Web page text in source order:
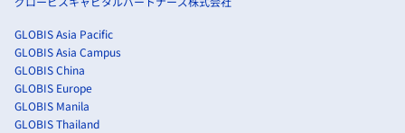
GLOBIS Asia Pacific
GLOBIS Asia Campus
GLOBIS China
GLOBIS Europe
GLOBIS Manila
GLOBIS Thailand